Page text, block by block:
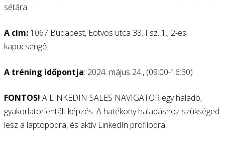
sétára.
A cím:1067 Budapest, Eötvös utca 33. Fsz. 1., 2-es
kapucsengő.
A tréning időpontja: 2024. május 24., (09:00-16:30)
FONTOS! A LINKEDIN SALES NAVIGATOR egy haladó,
gyakorlatorientált képzés. A hatékony haladáshoz szükséged
lesz a laptopodra, és aktív LinkedIn profilodra.